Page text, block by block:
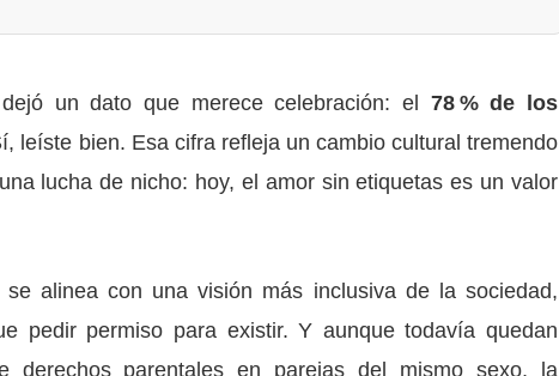
un dato que merece celebración: el 78 % de los
leíste bien. Esa cifra refleja un cambio cultural tremendo
lucha de nicho: hoy, el amor sin etiquetas es un valor
alinea con una visión más inclusiva de la sociedad,
pedir permiso para existir. Y aunque todavía quedan
derechos parentales en parejas del mismo sexo, la